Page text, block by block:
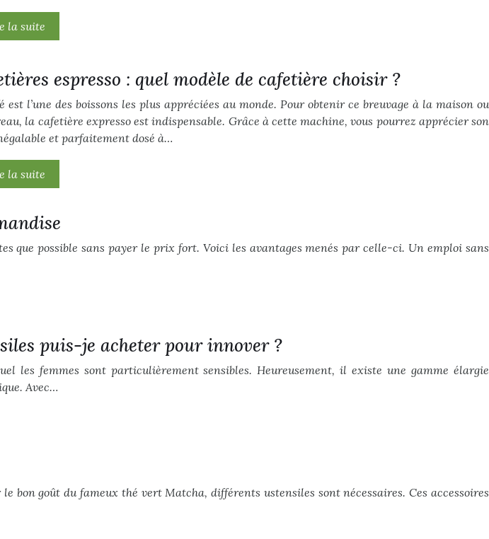
la suite
espresso : quel modèle de cafetière choisir ?
est l’une des boissons les plus appréciées au monde. Pour obtenir ce breuvage à la maison ou
la cafetière expresso est indispensable. Grâce à cette machine, vous pourrez apprécier son
et parfaitement dosé à…
la suite
possible sans payer le prix fort. Voici les avantages menés par celle-ci. Un emploi sans
puis-je acheter pour innover ?
les femmes sont particulièrement sensibles. Heureusement, il existe une gamme élargie
Avec…
bon goût du fameux thé vert Matcha, différents ustensiles sont nécessaires. Ces accessoires